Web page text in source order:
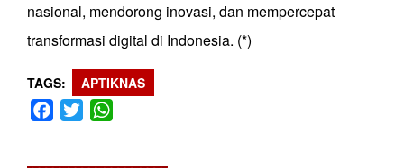
nasional, mendorong inovasi, dan mempercepat
transformasi digital di Indonesia. (*)
TAGS APTIKNAS
Facebook
Twitter